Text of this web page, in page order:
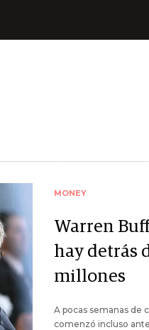
MONEY
Warren
hay detrás
millones
A pocas semanas de
comenzó incluso